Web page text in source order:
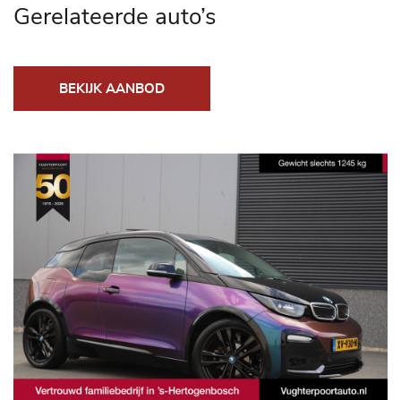
Gerelateerde auto’s
BEKIJK AANBOD